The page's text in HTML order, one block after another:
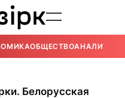
ОБЩЕСТВОАНАЛИТИКА
Белорусская